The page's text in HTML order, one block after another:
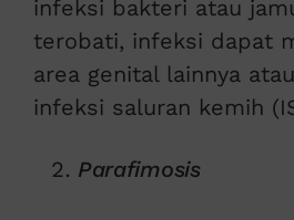
infeksi bakteri atau
terobati, infeksi dapat
area genital lainnya
infeksi saluran kemih
Parafimosis